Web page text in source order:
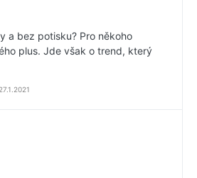
a bez potisku? Pro někoho
plus. Jde však o trend, který
27.1.2021